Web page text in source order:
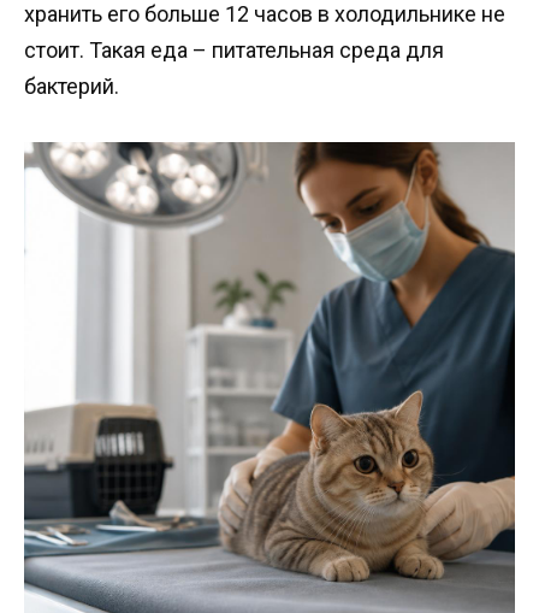
хранить его больше 12 часов в холодильнике не
стоит. Такая еда – питательная среда для
бактерий.